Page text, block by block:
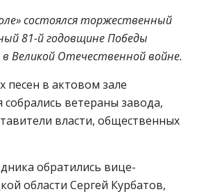
состоялся торжественный
81-й годовщине Победы
в Великой Отечественной войне.
песен в актовом зале
ветераны завода,
власти, общественных
обратились вице-
области Сергей Курбатов,